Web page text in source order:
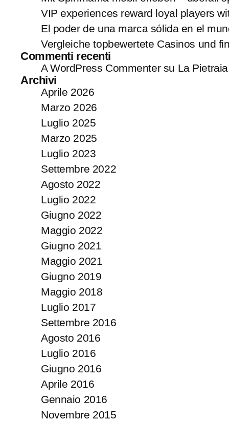
VIP experiences reward loyal players
El poder de una marca sólida en el
Vergleiche topbewertete Casinos und
Commenti recenti
A WordPress Commentersu La
Archivi
Aprile 2026
Marzo 2026
Luglio 2025
Marzo 2025
Luglio 2023
Settembre 2022
Agosto 2022
Luglio 2022
Giugno 2022
Maggio 2022
Giugno 2021
Maggio 2021
Giugno 2019
Maggio 2018
Luglio 2017
Settembre 2016
Agosto 2016
Luglio 2016
Giugno 2016
Aprile 2016
Gennaio 2016
Novembre 2015